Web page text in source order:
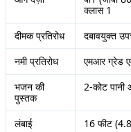
क्लास 1
दीमक प्रतिरोध
दबावयुक्त
नमी प्रतिरोध
एमआर ग्रेड
भजन की
पुस्तक
2-कोट पानी
लंबाई 16 फीट